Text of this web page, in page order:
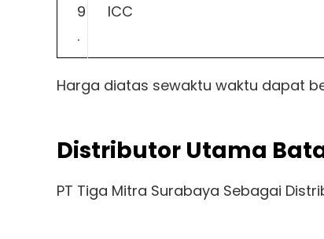
9
.
ICC
Harga diatas sewaktu waktu dapat
Distributor Utama
PT Tiga Mitra Surabaya Sebagai